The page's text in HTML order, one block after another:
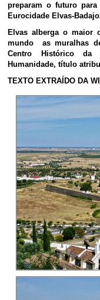
preparam o futuro
Eurocidade Elvas-
Elvas alberga o maior
mundo as muralhas
Centro Histórico da
Humanidade, título
TEXTO EXTRAÍDO DA